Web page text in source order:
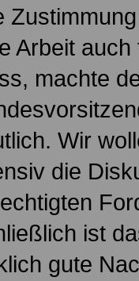
Arbeit
machte
Wir
die
ist
gute